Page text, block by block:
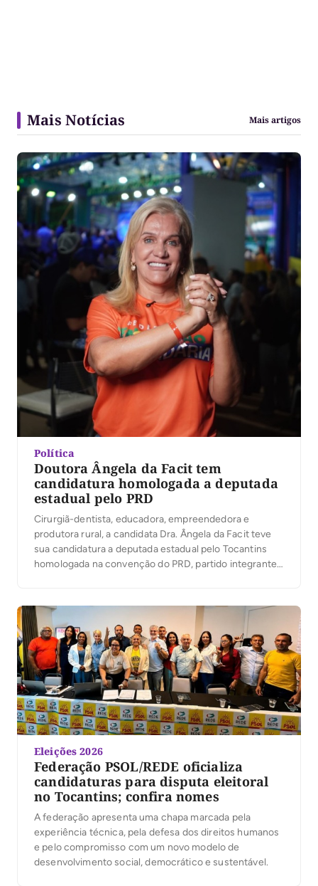
Mais Notícias Mais artigos
Política
Doutora Ângela da Facit tem
candidatura homologada a deputada
estadual pelo PRD
Cirurgiã-dentista, educadora, empreendedora e
produtora rural, a candidata Dra. Ângela da Facit teve
sua candidatura a deputada estadual pelo Tocantins
homologada na convenção do PRD, partido integrante
oficializou a senadora Professora Dorinha como
candidata ao governo estadual, reforçando a sintonia
entre […]
Eleições 2026
Federação PSOL/REDE oficializa
candidaturas para disputa eleitoral
no Tocantins; confira nomes
A federação apresenta uma chapa marcada pela
experiência técnica, pela defesa dos direitos humanos
e pelo compromisso com um novo modelo de
desenvolvimento social, democrático e sustentável.